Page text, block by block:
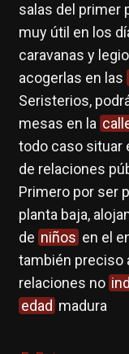
salas del primer
muy útil en los
caravanas y
acogerlas en las
Seristerios,
mesas en la
todo caso situar
de relaciones
Primero por ser
planta baja,
de niños en el
también preciso
relaciones no
edad madura